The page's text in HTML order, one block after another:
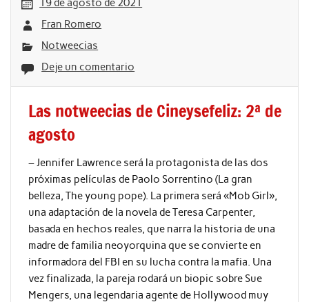
19 de agosto de 2021
Fran Romero
Notweecias
Deje un comentario
Las notweecias de Cineysefeliz: 2ª de
agosto
– Jennifer Lawrence será la protagonista de las dos
próximas películas de Paolo Sorrentino (La gran
belleza, The young pope). La primera será «Mob Girl»,
una adaptación de la novela de Teresa Carpenter,
basada en hechos reales, que narra la historia de una
madre de familia neoyorquina que se convierte en
informadora del FBI en su lucha contra la mafia. Una
vez finalizada, la pareja rodará un biopic sobre Sue
Mengers, una legendaria agente de Hollywood muy